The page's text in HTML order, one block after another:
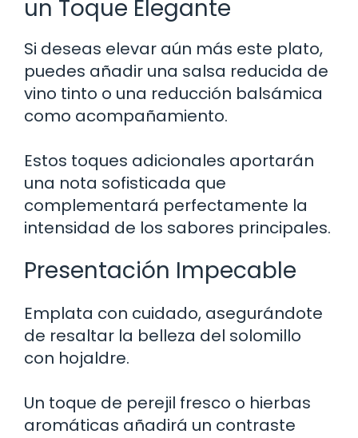
un Toque Elegante
Si deseas elevar aún más este plato,
puedes añadir una salsa reducida de
vino tinto o una reducción balsámica
como acompañamiento.
Estos toques adicionales aportarán
una nota sofisticada que
complementará perfectamente la
intensidad de los sabores principales.
Presentación Impecable
Emplata con cuidado, asegurándote
de resaltar la belleza del solomillo
con hojaldre.
Un toque de perejil fresco o hierbas
aromáticas añadirá un contraste